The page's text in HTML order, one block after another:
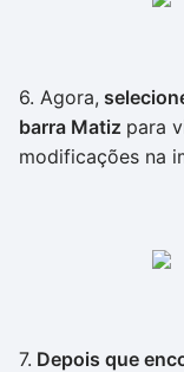
6. Agora,
barra Matiz para
modificações na
7. Depois que